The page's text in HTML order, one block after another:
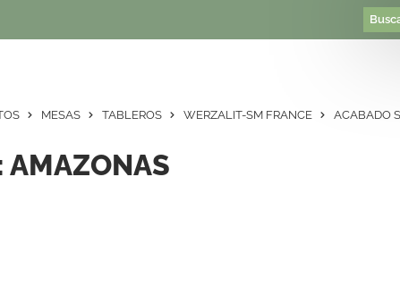
MESAS TABLEROS WERZALIT-SM FRANCE ACABADO
AMAZONAS